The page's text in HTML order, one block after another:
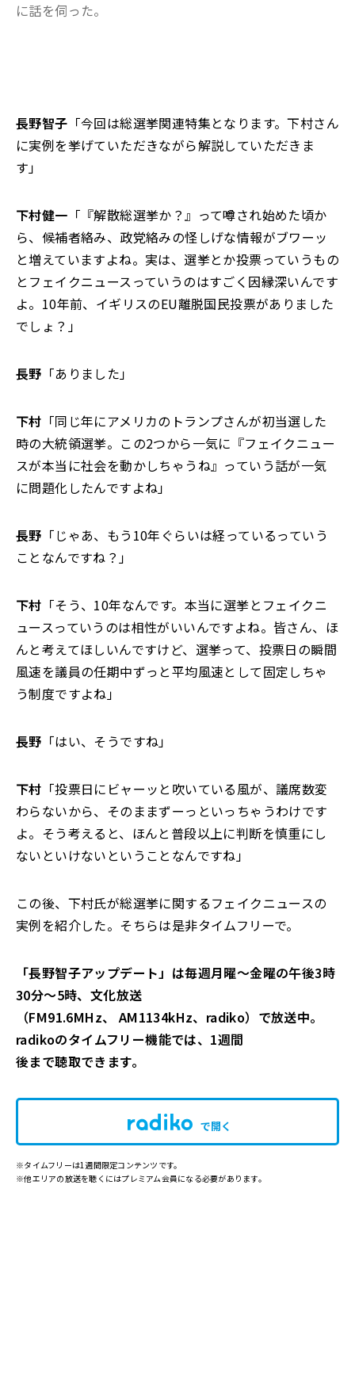
に話を伺った。
長野智子 「今回は総選挙関連特集となります。下村さん
に実例を挙げていただきながら解説していただきま
す」
下村健一 「『解散総選挙か？』って噂され始めた頃か
ら、候補者絡み、政党絡みの怪しげな情報がブワーッ
と増えていますよね。実は、選挙とか投票っていうもの
とフェイクニュースっていうのはすごく因縁深いんです
よ。10年前、イギリスのEU離脱国民投票がありました
でしょ？」
長野 「ありました」
下村 「同じ年にアメリカのトランプさんが初当選した
時の大統領選挙。この2つから一気に『フェイクニュー
スが本当に社会を動かしちゃうね』っていう話が一気
に問題化したんですよね」
長野 「じゃあ、もう10年ぐらいは経っているっていう
ことなんですね？」
下村 「そう、10年なんです。本当に選挙とフェイクニ
ュースっていうのは相性がいいんですよね。皆さん、ほ
んと考えてほしいんですけど、選挙って、投票日の瞬間
風速を議員の任期中ずっと平均風速として固定しちゃ
う制度ですよね」
長野 「はい、そうですね」
下村 「投票日にビャーッと吹いている風が、議席数変
わらないから、そのままずーっといっちゃうわけです
よ。そう考えると、ほんと普段以上に判断を慎重にし
ないといけないということなんですね」
この後、下村氏が総選挙に関するフェイクニュースの
実例を紹介した。そちらは是非タイムフリーで。
「長野智子アップデート」は毎週月曜～金曜の午後3時
30分～5時、文化放送
（FM91.6MHz、 AM1134kHz、radiko）で放送中。
radikoのタイムフリー機能では、1週間
後まで聴取できます。
で開く
※タイムフリーは1週間限定コンテンツです。
※他エリアの放送を聴くにはプレミアム会員になる必要があります。